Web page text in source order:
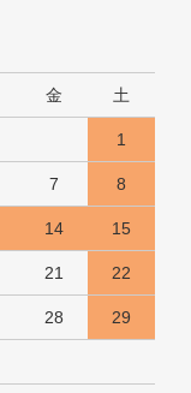
金 土
1
7 8
14 15
21 22
28 29